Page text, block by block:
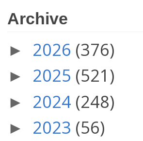
Archive
► 2026 (376)
► 2025 (521)
► 2024 (248)
► 2023 (56)